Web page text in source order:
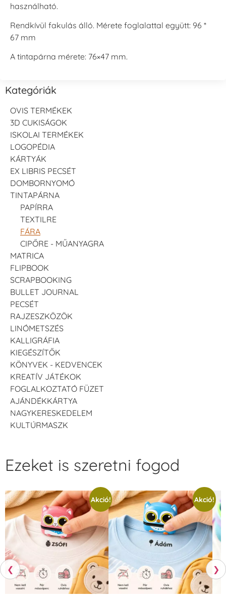
használható.
Rendkívül fakulás álló. Mérete foglalattal együtt: 96 *
67 mm
A tintapárna mérete: 76×47 mm.
Kategóriák
OVIS TERMÉKEK
3D CUKISÁGOK
ISKOLAI TERMÉKEK
LOGOPÉDIA
KÁRTYÁK
EX LIBRIS PECSÉT
DOMBORNYOMÓ
TINTAPÁRNA
PAPÍRRA
TEXTILRE
FÁRA
CIPŐRE - MŰANYAGRA
MATRICA
FLIPBOOK
SCRAPBOOKING
BULLET JOURNAL
PECSÉT
RAJZESZKÖZÖK
LINÓMETSZÉS
KALLIGRÁFIA
KIEGÉSZÍTŐK
KÖNYVEK - KEDVENCEK
KREATÍV JÁTÉKOK
FOGLALKOZTATÓ FÜZET
AJÁNDÉKKÁRTYA
NAGYKERESKEDELEM
KULTÚRMASZK
❮
Ezeket is szeretni fogod
Akció! Akció!
❯